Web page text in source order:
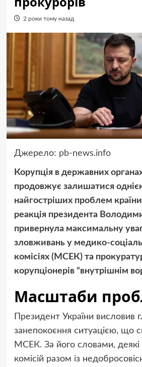
2 роки тому назад
Джерело: pb-news.info
Корупція в державних
продовжує залишатися
найгостріших проблем
реакція президента
привернула максимальну
зловживань у медико-
комісіях (МСЕК) та
корупціонерів “внутрішнім
Масштаби
Президент України висловив
занепокоєння ситуацією, що
МСЕК. За його словами, деякі
комісій разом із